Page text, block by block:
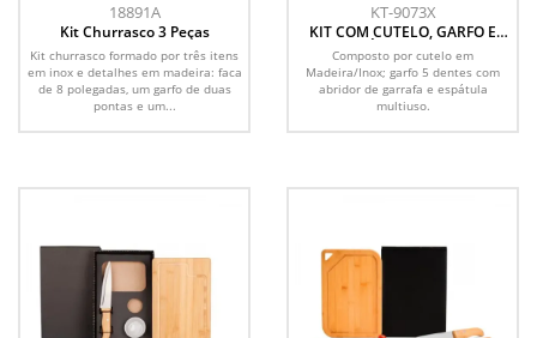
18891A
Kit Churrasco 3 Peças
Kit churrasco formado por três itens
em inox e detalhes em madeira: faca
de 8 polegadas, um garfo de duas
pontas e um...
KT-9073X
KIT COM CUTELO, GARFO E
ESPÁTULA - 3 PÇS
Composto por cutelo em
Madeira/Inox; garfo 5 dentes com
abridor de garrafa e espátula
multiuso.